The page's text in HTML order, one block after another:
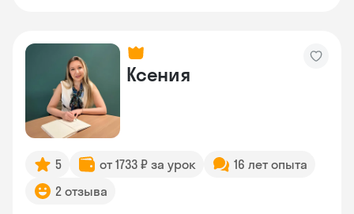
Ксения
5 от 1733 ₽ за урок
16 лет опыта
2 отзыва